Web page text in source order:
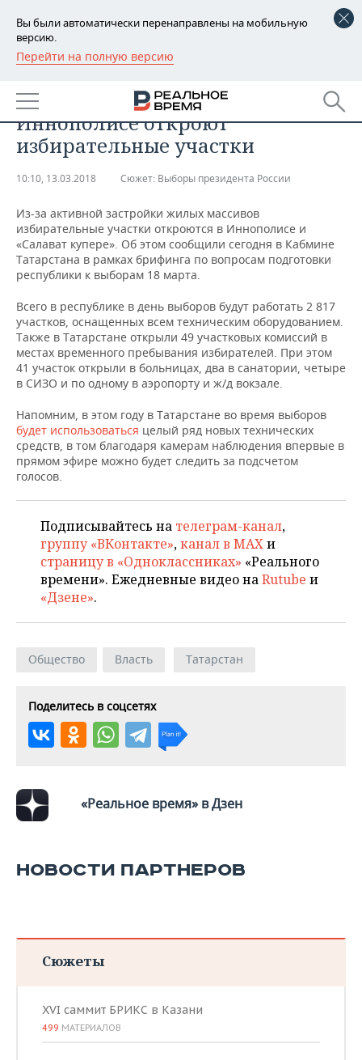
Вы были автоматически перенаправлены на мобильную
версию.
Перейти на полную версию
РЕГИОНЫ
БАШКОРТОСТАН
ТАТАРСТАН
НОВОСТИ
АНАЛИТИКА
ДЕКЛАРАЦИИ О ДОХОДАХ
КОРОЛИ ГОСЗАКАЗА ПФО
ВУЗЫ ТАТАРСТАНА
КОМУ ПРИНАДЛЕЖАТ
ТОРГОВЫЕ ЦЕНТРЫ
ТАТАРСТАНА
НОВОСТИ ЭКОНОМИКИ
ФИНАНСЫ
БАНКИ
БЮДЖЕТ
ИНВЕСТИЦИИ
ПРОМЫШЛЕННОСТЬ
НОВОСТИ
ПРОМЫШЛЕННОСТИ
МАШИНОСТРОЕНИЕ
НЕФТЕХИМИЯ
ОПК
ЭНЕРГЕТИКА
НЕДВИЖИМОСТЬ
НОВОСТИ НЕДВИЖИМОСТИ
АВТО
НОВОСТИ АВТО
БИЗНЕС
НОВОСТИ БИЗНЕСА
РОЗНИЧНАЯ ТОРГОВЛЯ
ТРАНСПОРТ
УСЛУГИ
ТЕХНОЛОГИИ
НОВОСТИ ТЕХНОЛОГИЙ
IT
МЕДИА
ТЕЛЕКОММУНИКАЦИИ
МЕРОПРИЯТИЯ
НОВОСТИ МЕРОПРИЯТИЙ
ВЫЕЗДНАЯ РЕДАКЦИЯ
БИЗНЕС-БРАНЧИ
ONLINE-КОНФЕРЕНЦИИ
ОТКРЫТАЯ ЛЕКЦИЯ
СПОРТ
НОВОСТИ СПОРТА
ФУТБОЛ
ХОККЕЙ
БАСКЕТБОЛ
КИБЕРСПОРТ
ВОДНЫЕ ВИДЫ СПОРТА
ОБЩЕСТВО
НОВОСТИ ОБЩЕСТВА
ВЛАСТЬ
ИНФРАСТРУКТУРА
КУЛЬТУРА
ОБРАЗОВАНИЕ
ФОТОГАЛЕРЕЯ
СЮЖЕТЫ
СПРАВОЧНИК
СПИСОК КОМПАНИЙ
В «Салават купере» и
Иннополисе откроют
избирательные участки
10:10, 13.03.2018 Сюжет: ​Выборы президента России
Из-за активной застройки жилых массивов
избирательные участки откроются в Иннополисе и
«Салават купере». Об этом сообщили сегодня в Кабмине
Татарстана в рамках брифинга по вопросам подготовки
республики к выборам 18 марта.
Всего в республике в день выборов будут работать 2 817
участков, оснащенных всем техническим оборудованием.
Также в Татарстане открыли 49 участковых комиссий в
местах временного пребывания избирателей. При этом
41 участок открыли в больницах, два в санатории, четыре
в СИЗО и по одному в аэропорту и ж/д вокзале.
Напомним, в этом году в Татарстане во время выборов
будет использоваться целый ряд новых технических
средств, в том благодаря камерам наблюдения впервые в
прямом эфире можно будет следить за подсчетом
голосов.
Подписывайтесь на телеграм-канал,
группу «ВКонтакте»,канал в MAXи
страницу в «Одноклассниках» «Реального
времени». Ежедневные видео наRutube и
«Дзене».
Общество Власть Татарстан
Поделитесь в соцсетях
«Реальное время» в Дзен
НОВОСТИ ПАРТНЕРОВ
Сюжеты
XVI саммит БРИКС в Казани
499 МАТЕРИАЛОВ